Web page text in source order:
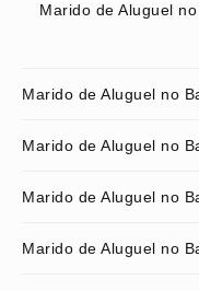
Marido de Aluguel
Marido de Aluguel no
Marido de Aluguel no
Marido de Aluguel no
Marido de Aluguel no